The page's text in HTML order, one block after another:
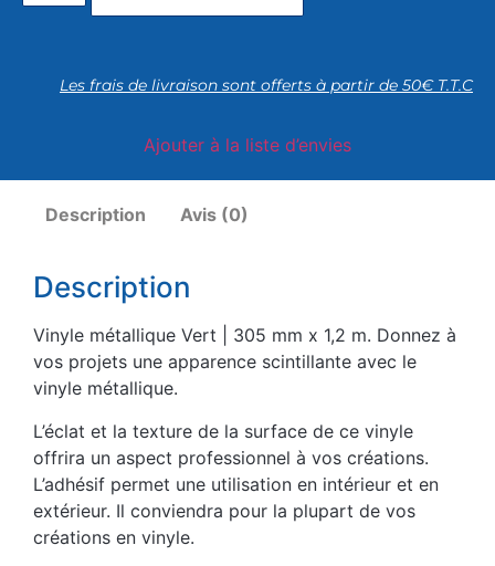
Les frais de livraison sont offerts à partir de 50€ T.T.C
Ajouter à la liste d’envies
Description Avis (0)
Description
Vinyle métallique Vert | 305 mm x 1,2 m. Donnez à
vos projets une apparence scintillante avec le
vinyle métallique.
L’éclat et la texture de la surface de ce vinyle
offrira un aspect professionnel à vos créations.
L’adhésif permet une utilisation en intérieur et en
extérieur. Il conviendra pour la plupart de vos
créations en vinyle.